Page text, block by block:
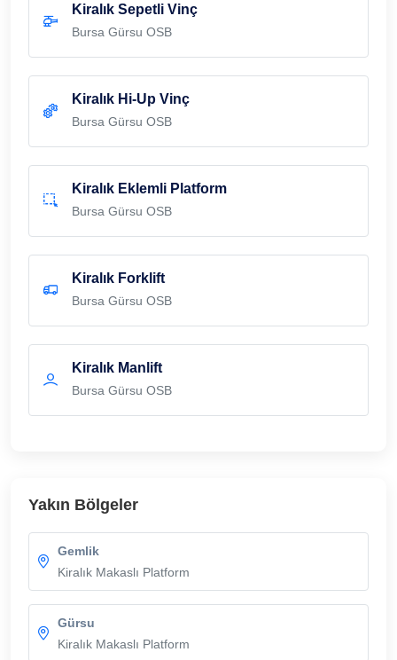
Kiralık Sepetli Vinç
Bursa Gürsu OSB
Kiralık Hi-Up Vinç
Bursa Gürsu OSB
Kiralık Eklemli Platform
Bursa Gürsu OSB
Kiralık Forklift
Bursa Gürsu OSB
Kiralık Manlift
Bursa Gürsu OSB
Yakın Bölgeler
Gemlik
Kiralık Makaslı Platform
Gürsu
Kiralık Makaslı Platform